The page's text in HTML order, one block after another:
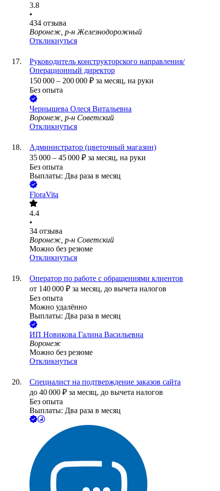
3.8
•
434 отзыва
Воронеж, р-н Железнодорожный
Откликнуться
Руководитель конструкторского направления/
Операционный директор
150 000 – 200 000 ₽ за месяц, на руки
Без опыта
Чернышева Олеся Витальевна
Воронеж, р-н Советский
Откликнуться
Администратор (цветочный магазин)
35 000 – 45 000 ₽ за месяц, на руки
Без опыта
Выплаты: Два раза в месяц
FloraVita
4.4
•
34 отзыва
Воронеж, р-н Советский
Можно без резюме
Откликнуться
Оператор по работе с обращениями клиентов
от 140 000 ₽ за месяц, до вычета налогов
Без опыта
Можно удалённо
Выплаты: Два раза в месяц
ИП Новикова Галина Васильевна
Воронеж
Можно без резюме
Откликнуться
Специалист на подтверждение заказов сайта
до 40 000 ₽ за месяц, до вычета налогов
Без опыта
Выплаты: Два раза в месяц